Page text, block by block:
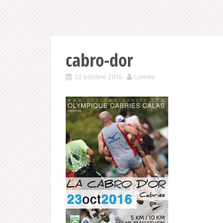
cabro-dor
22 octobre 2016 Colette